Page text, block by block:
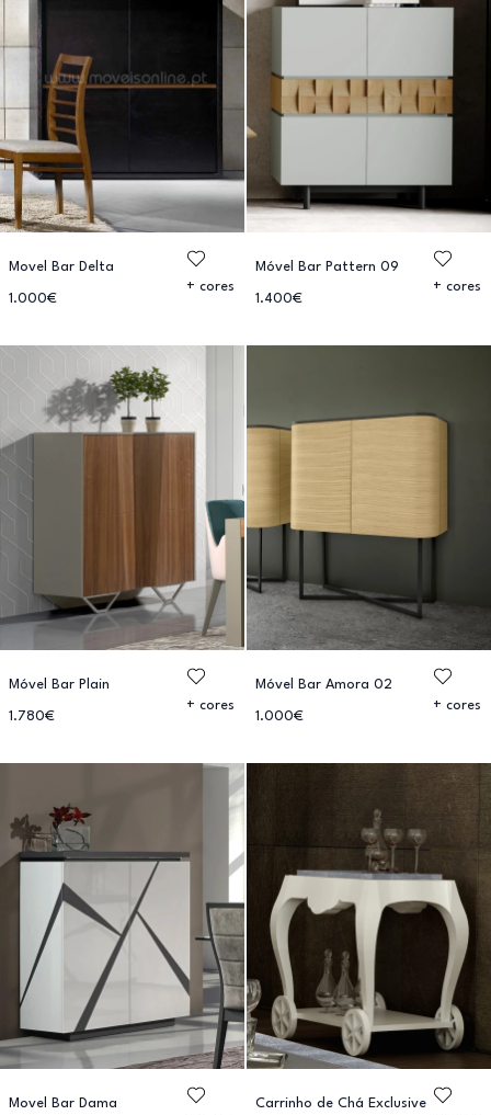
Movel Bar Delta
1.000€
+ cores
Móvel Bar Pattern 09
1.400€
+ cores
Móvel Bar Plain
1.780€
+ cores
Móvel Bar Amora 02
1.000€
+ cores
Movel Bar Dama Carrinho de Chá Exclusive